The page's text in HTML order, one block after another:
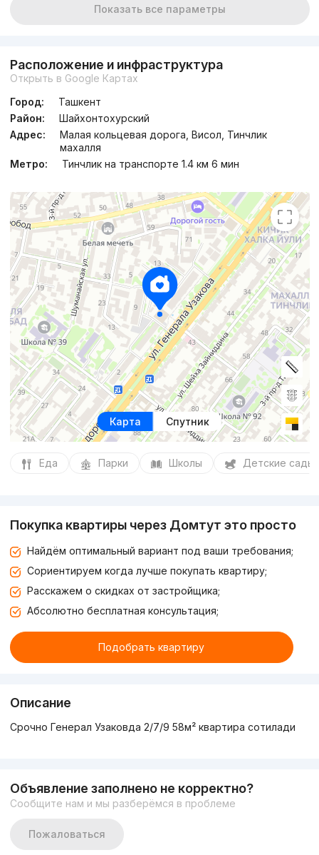
Показать все параметры
Расположение и инфраструктура
Открыть в Google Картах
Город:
Ташкент
Район:
Шайхонтохурский
Адрес:
Малая кольцевая дорога, Висол, Тинчлик
махалля
Метро:
Тинчлик на транспорте 1.4 км 6 мин
Карта Спутник
Еда Парки Школы Детские сады
Покупка квартиры через Домтут это просто
Найдём оптимальный вариант под ваши требования;
Сориентируем когда лучше покупать квартиру;
Расскажем о скидках от застройщика;
Абсолютно бесплатная консультация;
Подобрать квартиру
Описание
Срочно Генерал Узаковда 2/7/9 58м² квартира сотилади
Объявление заполнено не корректно?
Сообщите нам и мы разберёмся в проблеме
Пожаловаться